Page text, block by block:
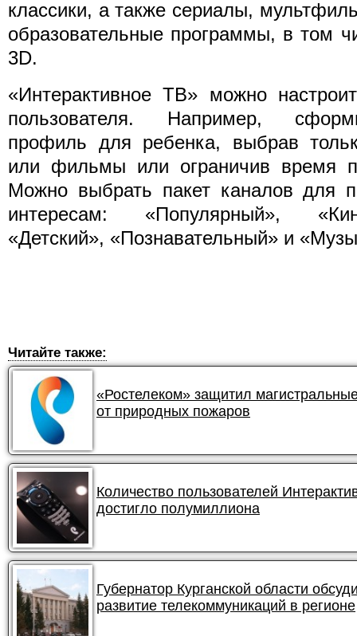
классики, а также сериалы,
образовательные программы, в том
3D.
«Интерактивное ТВ» можно
пользователя. Например,
профиль для ребенка, выбрав
или фильмы или ограничив время
Можно выбрать пакет каналов для
интересам: «Популярный»,
«Детский», «Познавательный» и
Читайте также:
«Ростелеком» защитил
от природных пожаров
Количество пользователей
достигло полумиллиона
Губернатор Курганской области
развитие телекоммуникаций в регионе